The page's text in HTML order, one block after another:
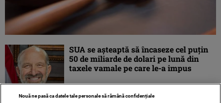
SUA se așteaptă să încaseze cel puțin
50 de miliarde de dolari pe lună din
taxele vamale pe care le-a impus
Nouă ne pasă ca datele tale personale să rămână confidențiale